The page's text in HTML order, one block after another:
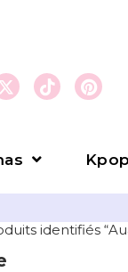
Kpop
identifiés